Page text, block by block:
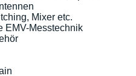
Mixer etc.
EMV-Messtechnik